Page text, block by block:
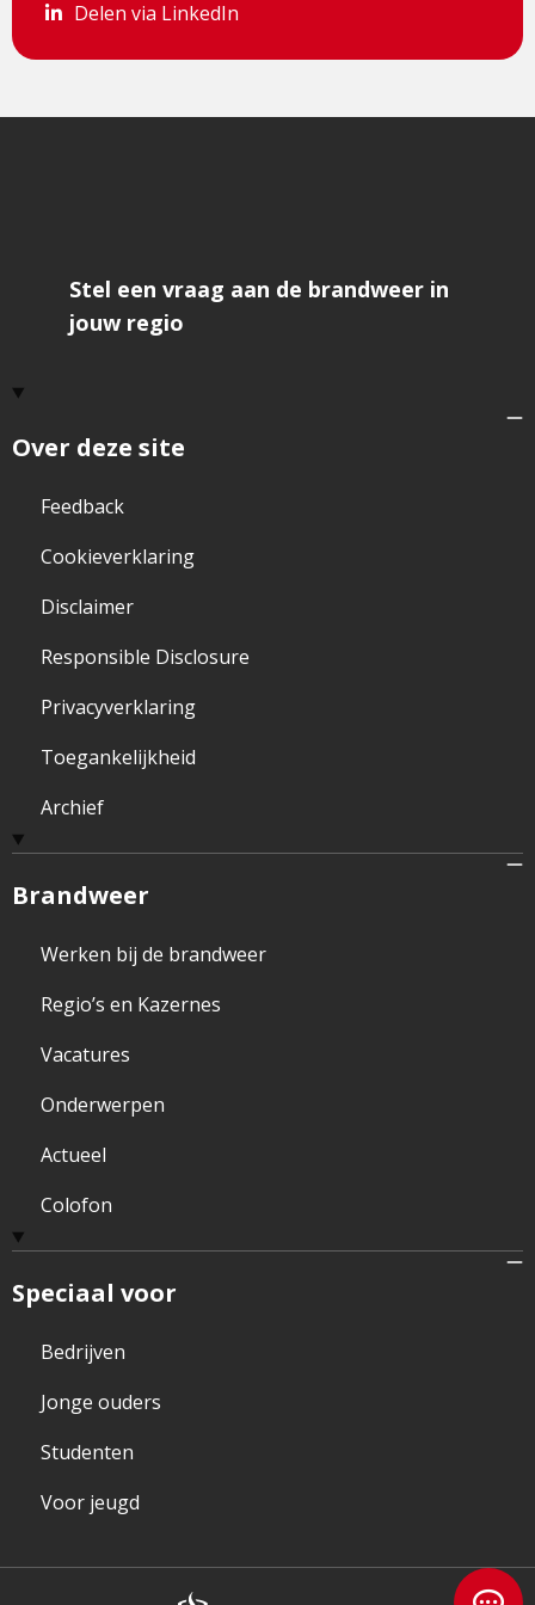
Delen via LinkedIn
Delen via LinkedIn
Over deze site
Feedback
Cookieverklaring
Disclaimer
Responsible Disclosure
Privacyverklaring
Toegankelijkheid
Archief
Brandweer
Werken bij de brandweer
Regio’s en Kazernes
Vacatures
Onderwerpen
Actueel
Colofon
Speciaal voor
Bedrijven
Jonge ouders
Studenten
Voor jeugd
Stel een vraag aan de brandweer in
jouw regio